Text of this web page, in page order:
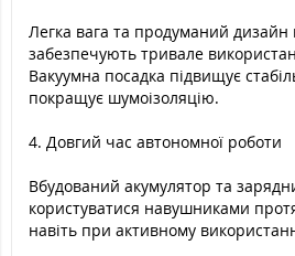
Легка вага та продуманий дизайн
забезпечують тривале
Вакуумна посадка підвищує
покращує шумоізоляцію.
4. Довгий час автономної роботи
Вбудований акумулятор та
користуватися навушниками
навіть при активному